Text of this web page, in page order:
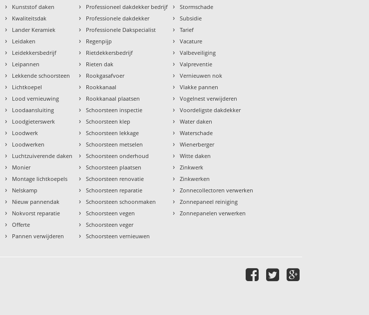
› Kunststof daken
› Kwaliteitsdak
› Lander Keramiek
› Leidaken
› Leidekkersbedrijf
› Leipannen
› Lekkende schoorsteen
› Lichtkoepel
› Lood vernieuwing
› Loodaansluiting
› Loodgieterswerk
› Loodwerk
› Loodwerken
› Luchtzuiverende daken
› Monier
› Montage lichtkoepels
› Nelskamp
› Nieuw pannendak
› Nokvorst reparatie
› Offerte
› Pannen verwijderen
› Professioneel dakdekker bedrijf
› Professionele dakdekker
› Professionele Dakspecialist
› Regenpijp
› Rietdekkersbedrijf
› Rieten dak
› Rookgasafvoer
› Rookkanaal
› Rookkanaal plaatsen
› Schoorsteen inspectie
› Schoorsteen klep
› Schoorsteen lekkage
› Schoorsteen metselen
› Schoorsteen onderhoud
› Schoorsteen plaatsen
› Schoorsteen renovatie
› Schoorsteen reparatie
› Schoorsteen schoonmaken
› Schoorsteen vegen
› Schoorsteen veger
› Schoorsteen vernieuwen
› Stormschade
› Subsidie
› Tarief
› Vacature
› Valbeveiliging
› Valpreventie
› Vernieuwen nok
› Vlakke pannen
› Vogelnest verwijderen
› Voordeligste dakdekker
› Water daken
› Waterschade
› Wienerberger
› Witte daken
› Zinkwerk
› Zinkwerken
› Zonnecollectoren verwerken
› Zonnepaneel reiniging
› Zonnepanelen verwerken